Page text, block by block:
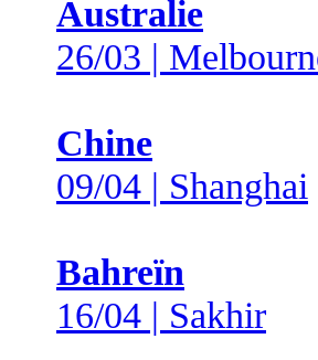
Australie
26/03 |
Chine
09/04 | Shanghai
Bahreïn
16/04 | Sakhir